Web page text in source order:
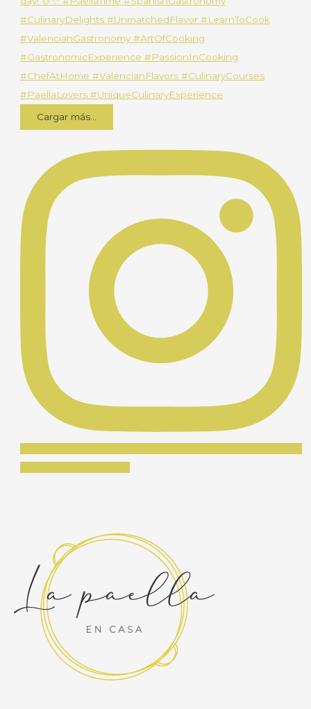
Cargar más...